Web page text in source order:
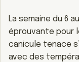
La semaine du 6
éprouvante pour
canicule tenace
avec des